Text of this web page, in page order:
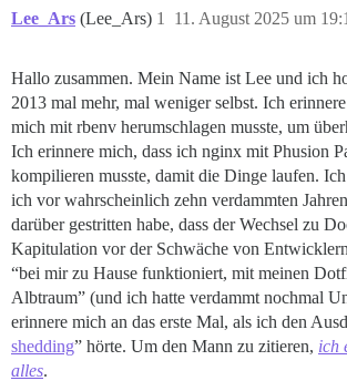
Lee_Ars (Lee_Ars) 11. August 2025 um
1
Hallo zusammen. Mein Name ist Lee und ich
2013 mal mehr, mal weniger selbst. Ich
mich mit rbenv herumschlagen musste, um
Ich erinnere mich, dass ich nginx mit Phusion
kompilieren musste, damit die Dinge laufen.
ich vor wahrscheinlich zehn verdammten
darüber gestritten habe, dass der Wechsel zu
Kapitulation vor der Schwäche von
“bei mir zu Hause funktioniert, mit meinen
Albtraum” (und ich hatte verdammt nochmal
erinnere mich an das erste Mal, als ich den
shedding” hörte. Um den Mann zu zitieren, ich
alles.